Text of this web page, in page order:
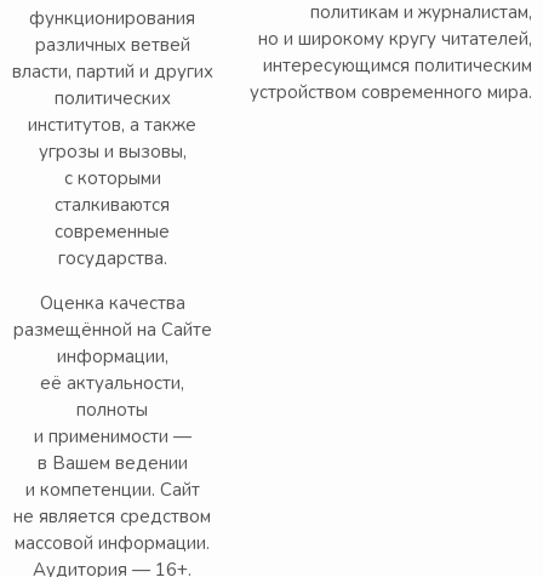
функционирования
различных ветвей
власти, партий и других
политических
институтов, а также
угрозы и вызовы,
с которыми
сталкиваются
современные
государства.
Оценка качества
размещённой на Сайте
информации,
её актуальности,
полноты
и применимости —
в Вашем ведении
и компетенции. Сайт
не является средством
массовой информации.
Аудитория — 16+.
политикам и журналистам,
но и широкому кругу читателей,
интересующимся политическим
устройством современного мира.